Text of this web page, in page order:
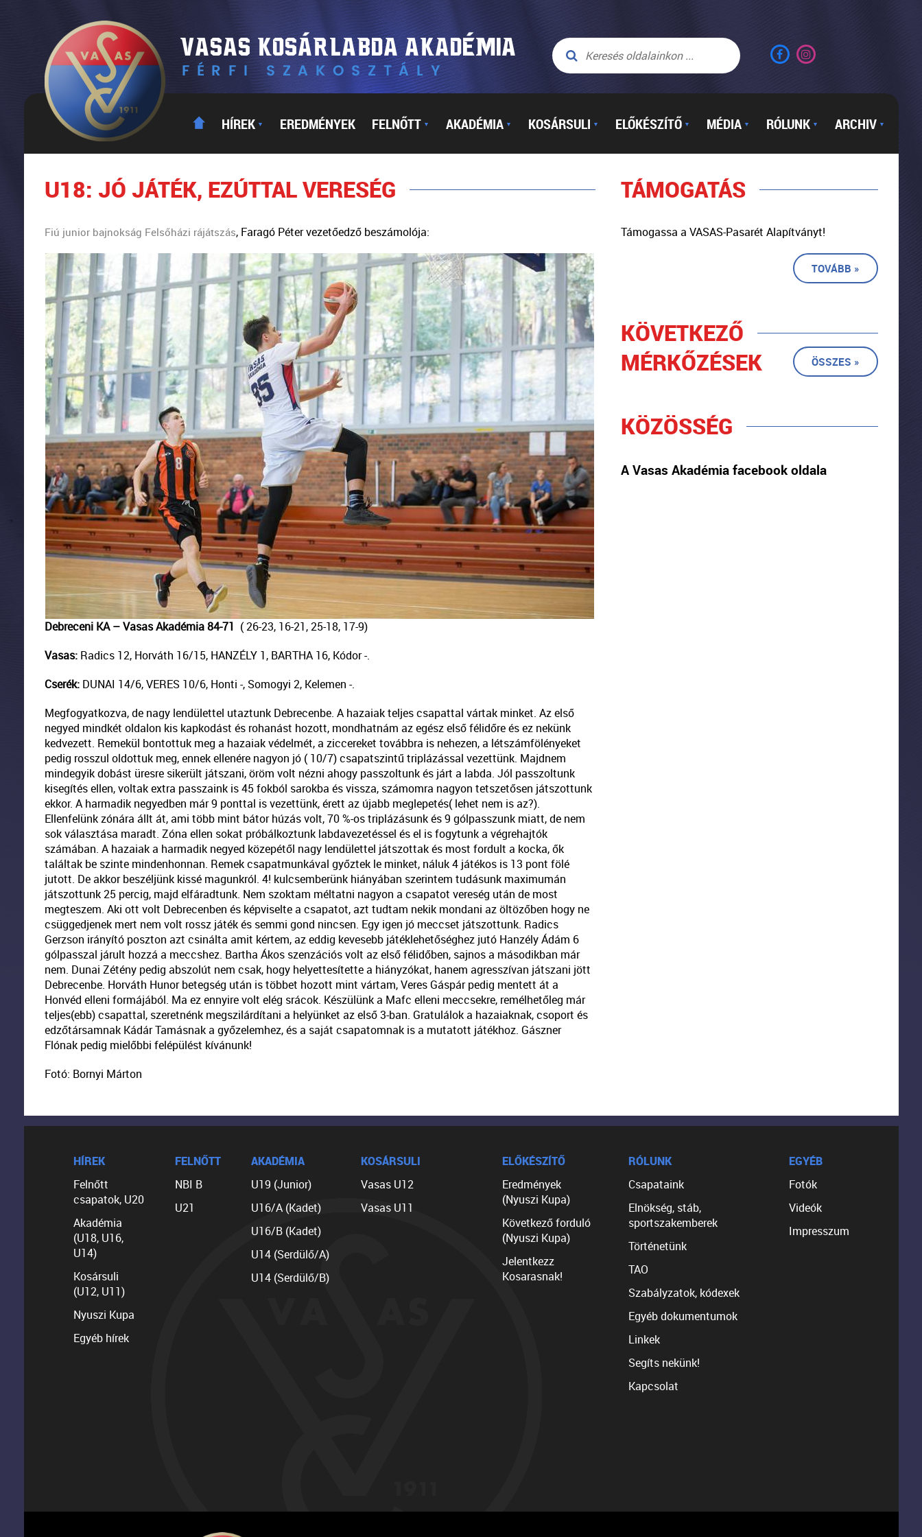
HÍREK ▼ EREDMÉNYEK FELNŐTT ▼ AKADÉMIA ▼ KOSÁRSULI ▼ ELŐKÉSZÍTŐ ▼ MÉDIA ▼ RÓLUNK ▼ ARCHIV ▼
U18: JÓ JÁTÉK, EZÚTTAL VERESÉG
Fiú junior bajnokság Felsőházi rájátszás, Faragó Péter vezetőedző beszámolója:
Debreceni KA – Vasas Akadémia 84-71 ( 26-23, 16-21, 25-18, 17-9)
Vasas:Radics 12, Horváth 16/15, HANZÉLY 1, BARTHA 16, Kódor -.
Cserék:DUNAI 14/6, VERES 10/6, Honti -, Somogyi 2, Kelemen -.
Megfogyatkozva, de nagy lendülettel utaztunk Debrecenbe. A hazaiak teljes csapattal vártak minket. Az első
negyed mindkét oldalon kis kapkodást és rohanást hozott, mondhatnám az egész első félidőre és ez nekünk
kedvezett. Remekül bontottuk meg a hazaiak védelmét, a ziccereket továbbra is nehezen, a létszámfölényeket
pedig rosszul oldottuk meg, ennek ellenére nagyon jó ( 10/7) csapatszintű triplázással vezettünk. Majdnem
mindegyik dobást üresre sikerült játszani, öröm volt nézni ahogy passzoltunk és járt a labda. Jól passzoltunk
kisegítés ellen, voltak extra passzaink is 45 fokból sarokba és vissza, számomra nagyon tetszetősen játszottunk
ekkor. A harmadik negyedben már 9 ponttal is vezettünk, érett az újabb meglepetés( lehet nem is az?).
Ellenfelünk zónára állt át, ami több mint bátor húzás volt, 70 %-os triplázásunk és 9 gólpasszunk miatt, de nem
sok választása maradt. Zóna ellen sokat próbálkoztunk labdavezetéssel és el is fogytunk a végrehajtók
számában. A hazaiak a harmadik negyed közepétől nagy lendülettel játszottak és most fordult a kocka, ők
találtak be szinte mindenhonnan. Remek csapatmunkával győztek le minket, náluk 4 játékos is 13 pont fölé
jutott. De akkor beszéljünk kissé magunkról. 4! kulcsemberünk hiányában szerintem tudásunk maximumán
játszottunk 25 percig, majd elfáradtunk. Nem szoktam méltatni nagyon a csapatot vereség után de most
megteszem. Aki ott volt Debrecenben és képviselte a csapatot, azt tudtam nekik mondani az öltözőben hogy ne
csüggedjenek mert nem volt rossz játék és semmi gond nincsen. Egy igen jó meccset játszottunk. Radics
Gerzson irányító poszton azt csinálta amit kértem, az eddig kevesebb játéklehetőséghez jutó Hanzély Ádám 6
gólpasszal járult hozzá a meccshez. Bartha Ákos szenzációs volt az első félidőben, sajnos a másodikban már
nem. Dunai Zétény pedig abszolút nem csak, hogy helyettesítette a hiányzókat, hanem agresszívan játszani jött
Debrecenbe. Horváth Hunor betegség után is többet hozott mint vártam, Veres Gáspár pedig mentett át a
Honvéd elleni formájából. Ma ez ennyire volt elég srácok. Készülünk a Mafc elleni meccsekre, remélhetőleg már
teljes(ebb) csapattal, szeretnénk megszilárdítani a helyünket az első 3-ban. Gratulálok a hazaiaknak, csoport és
edzőtársamnak Kádár Tamásnak a győzelemhez, és a saját csapatomnak is a mutatott játékhoz. Gászner
Flónak pedig mielőbbi felépülést kívánunk!
Fotó: Bornyi Márton
TÁMOGATÁS
Támogassa a VASAS-Pasarét Alapítványt!
TOVÁBB »
KÖVETKEZŐ
MÉRKŐZÉSEK
ÖSSZES »
KÖZÖSSÉG
A Vasas Akadémia facebook oldala
HÍREK
Felnőtt
csapatok, U20
Akadémia
(U18, U16,
U14)
Kosársuli
(U12, U11)
Nyuszi Kupa
Egyéb hírek
FELNŐTT
NBI B
U21
AKADÉMIA
U19 (Junior)
U16/A (Kadet)
U16/B (Kadet)
U14 (Serdülő/A)
U14 (Serdülő/B)
KOSÁRSULI
Vasas U12
Vasas U11
ELŐKÉSZÍTŐ
Eredmények
(Nyuszi Kupa)
Következő forduló
(Nyuszi Kupa)
Jelentkezz
Kosarasnak!
RÓLUNK
Csapataink
Elnökség, stáb,
sportszakemberek
Történetünk
TAO
Szabályzatok, kódexek
Egyéb dokumentumok
Linkek
Segíts nekünk!
Kapcsolat
EGYÉB
Fotók
Videók
Impresszum